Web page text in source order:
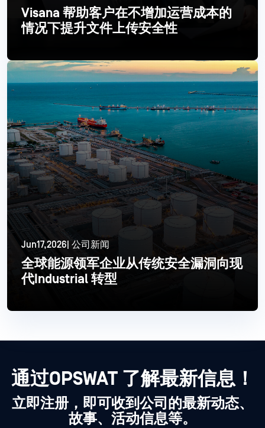
Visana 帮助客户在不增加运营成本的
情况下提升文件上传安全性
更多信息
Jun17,2026| 公司新闻
全球能源领军企业从传统安全漏洞向现
代Industrial 转型
更多信息
通过OPSWAT 了解最新信息！
立即注册，即可收到公司的最新动态、
故事、活动信息等。